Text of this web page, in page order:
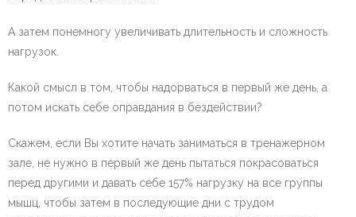
А затем понемногу увеличивать длительность и сложность
нагрузок.
Какой смысл в том, чтобы надорваться в первый же день, а
потом искать себе оправдания в бездействии?
Скажем, если Вы хотите начать заниматься в тренажерном
зале, не нужно в первый же день пытаться покрасоваться
перед другими и давать себе 157% нагрузку на все группы
мышц, чтобы затем в последующие дни с трудом